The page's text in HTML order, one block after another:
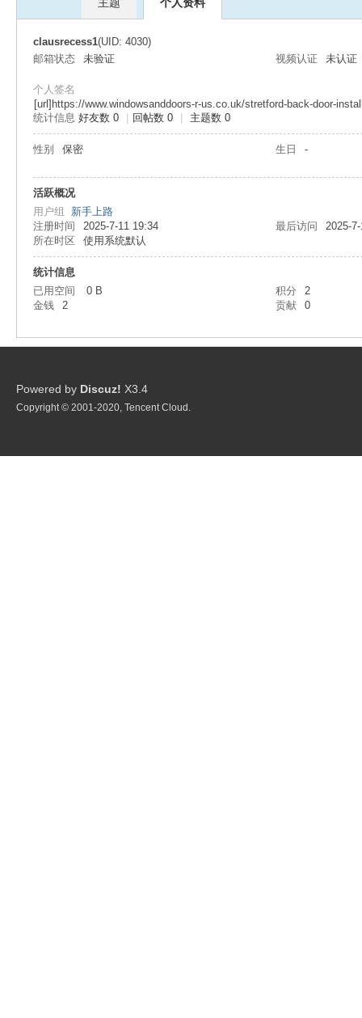
球
clausrecess1(UID: 4030)
邮箱状态
未验证 视频认证 未认证
个人签名
[url]https://www.windowsanddoors-r-us.co.uk/stretford-back-door-
统计信息 好友数 0 回帖数 0 主题数 0
性别 保密 生日 -
活跃概况
用户组 新手上路
注册时间
2025-7-11 19:34 最后访问
2025-
所在时区
使用系统默认
统计信息
已用空间
0 B 积分
2
金钱
2 贡献 0
Powered by Discuz! X3.4
Copyright © 2001-2020, Tencent Cloud.